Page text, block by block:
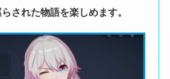
された物語を楽しめます。